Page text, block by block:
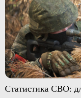
Статистика СВО: